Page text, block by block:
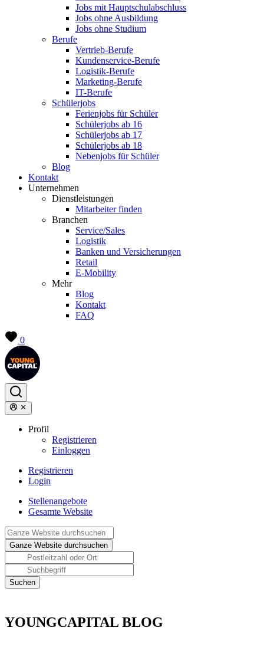
Jobs mit Hauptschulabschluss
Jobs ohne Ausbildung
Jobs ohne Studium
Berufe
Vertrieb-Berufe
Kundenservice-Berufe
Logistik-Berufe
Marketing-Berufe
IT-Berufe
Schülerjobs
Ferienjobs für Schüler
Schülerjobs ab 16
Schülerjobs ab 17
Schülerjobs ab 18
Nebenjobs für Schüler
Blog
Kontakt
Unternehmen
Dienstleistungen
Mitarbeiter finden
Branchen
Service/Sales
Logistik
Banken und Versicherungen
Retail
E-Mobility
Mehr
Blog
Kontakt
FAQ
0
Profil
Registrieren
Einloggen
Registrieren
Login
Stellenangebote
Gesamte Website
YOUNGCAPITAL BLOG